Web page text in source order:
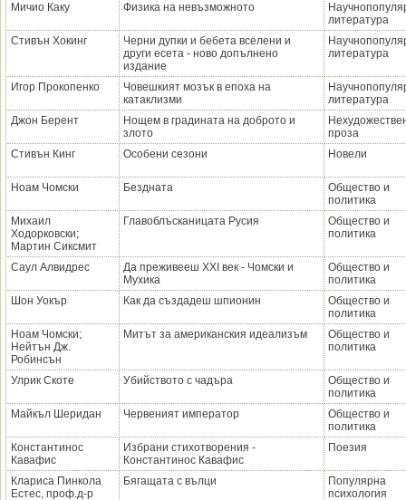
Мичио Каку
Физика на невъзможното
литература
Стивън Хокинг
Черни дупки и бебета вселени и
други есета - ново допълнено
издание
литература
Игор Прокопенко
Човешкият мозък в епоха на
катаклизми
литература
Джон Берент
Нощем в градината на доброто и
злото
проза
Стивън Кинг
Особени сезони Новели
Ноам Чомски Бездната
Общество и
политика
Михаил
Ходорковски;
Мартин Сиксмит
Главоблъсканицата Русия
Общество и
политика
Саул Алвидрес
Да преживееш XXI век - Чомски и
Мухика
Общество и
политика
Шон Уокър
Как да създадеш шпионин
Общество и
политика
Ноам Чомски;
Нейтън Дж.
Робинсън
Митът за американския идеализъм
Общество и
политика
Улрик Скоте Убийството с чадъра
Общество и
политика
Майкъл Шеридан
Червеният император
Общество и
политика
Константинос
Кавафис
Избрани стихотворения -
Константинос Кавафис
Поезия
Клариса Пинкола
Естес, проф.д-р
Бягащата с вълци
Популярна
психология